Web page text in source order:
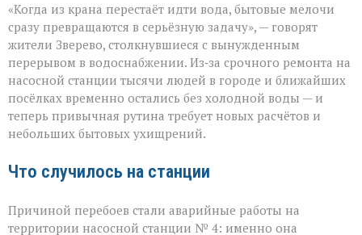
воды
ни
туда
ни
сюда:
в
Зверево
и
окрестностях —
«Когда из крана перестаёт идти вода, бытовые мелочи
сразу превращаются в серьёзную задачу», — говорят
жители Зверево, столкнувшиеся с вынужденным
перерывом в водоснабжении. Из‑за срочного ремонта на
насосной станции тысячи людей в городе и ближайших
посёлках временно остались без холодной воды — и
теперь привычная рутина требует новых расчётов и
небольших бытовых ухищрений.
Что случилось на станции
Причиной перебоев стали аварийные работы на
территории насосной станции № 4: именно она